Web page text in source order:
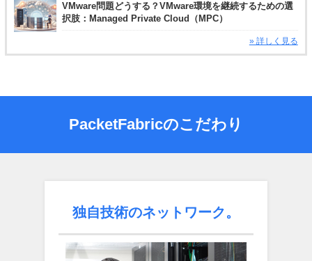
VMware問題どうする？VMware環境を継続するための選
択肢：Managed Private Cloud（MPC）
» 詳しく見る
PacketFabricのこだわり
独自技術のネットワーク。